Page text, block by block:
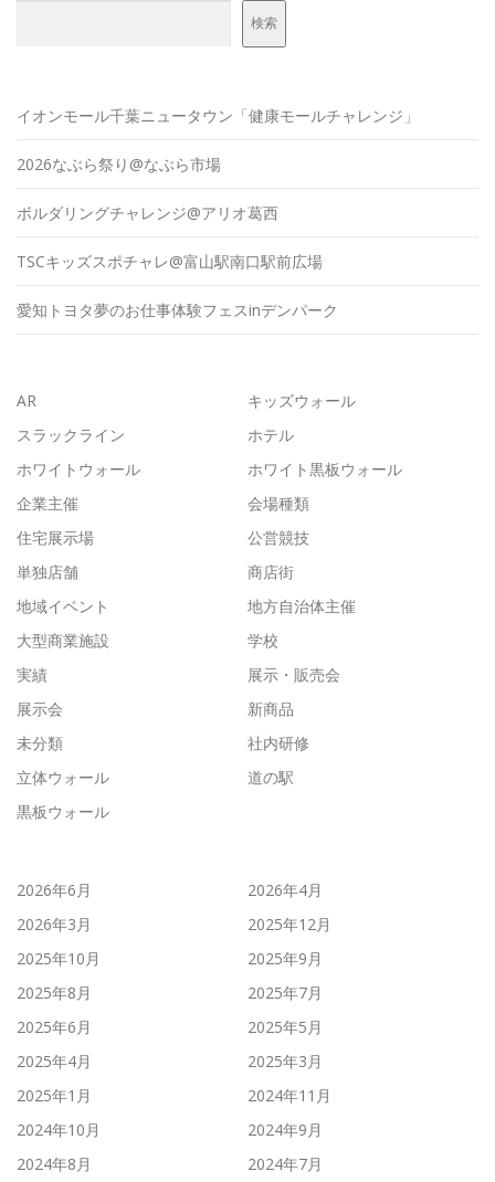
検索
イオンモール千葉ニュータウン「健康モールチャレンジ」
2026なぶら祭り@なぶら市場
ボルダリングチャレンジ@アリオ葛西
TSCキッズスポチャレ@富山駅南口駅前広場
愛知トヨタ夢のお仕事体験フェスinデンパーク
AR
キッズウォール
スラックライン
ホテル
ホワイトウォール
ホワイト黒板ウォール
企業主催
会場種類
住宅展示場
公営競技
単独店舗
商店街
地域イベント
地方自治体主催
大型商業施設
学校
実績
展示・販売会
展示会
新商品
未分類
社内研修
立体ウォール
道の駅
黒板ウォール
2026年6月
2026年4月
2026年3月
2025年12月
2025年10月
2025年9月
2025年8月
2025年7月
2025年6月
2025年5月
2025年4月
2025年3月
2025年1月
2024年11月
2024年10月
2024年9月
2024年8月
2024年7月